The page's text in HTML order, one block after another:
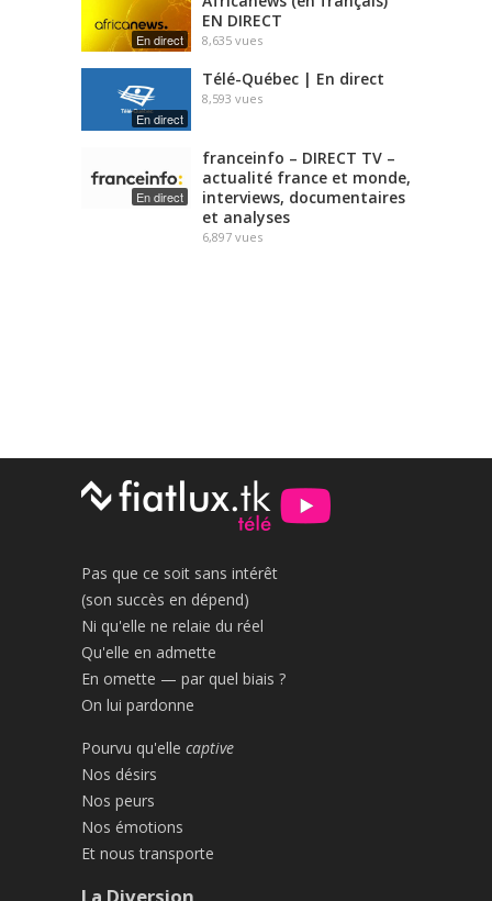
En direct
EN DIRECT
8,635 vues
En direct
Télé-Québec | En direct
8,593 vues
En direct
franceinfo – DIRECT TV –
actualité france et monde,
interviews, documentaires
et analyses
6,897 vues
Pas que ce soit sans intérêt
(son succès en dépend)
Ni qu'elle ne relaie du réel
Qu'elle en admette
En omette — par quel biais ?
On lui pardonne
Pourvu qu'elle captive
Nos désirs
Nos peurs
Nos émotions
Et nous transporte
La Diversion